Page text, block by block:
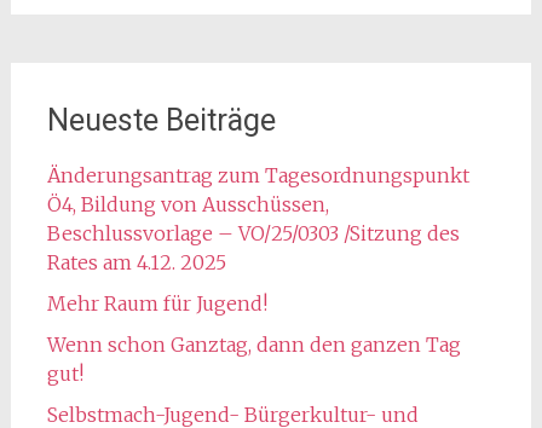
Neueste Beiträge
Änderungsantrag zum Tagesordnungspunkt
Ö4, Bildung von Ausschüssen,
Beschlussvorlage – VO/25/0303 /Sitzung des
Rates am 4.12. 2025
Mehr Raum für Jugend!
Wenn schon Ganztag, dann den ganzen Tag
gut!
Selbstmach-Jugend- Bürgerkultur- und